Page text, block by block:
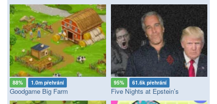
88% 1.0m přehrání
Goodgame Big Farm
95% 61.6k přehrání
Five Nights at Epstein’s